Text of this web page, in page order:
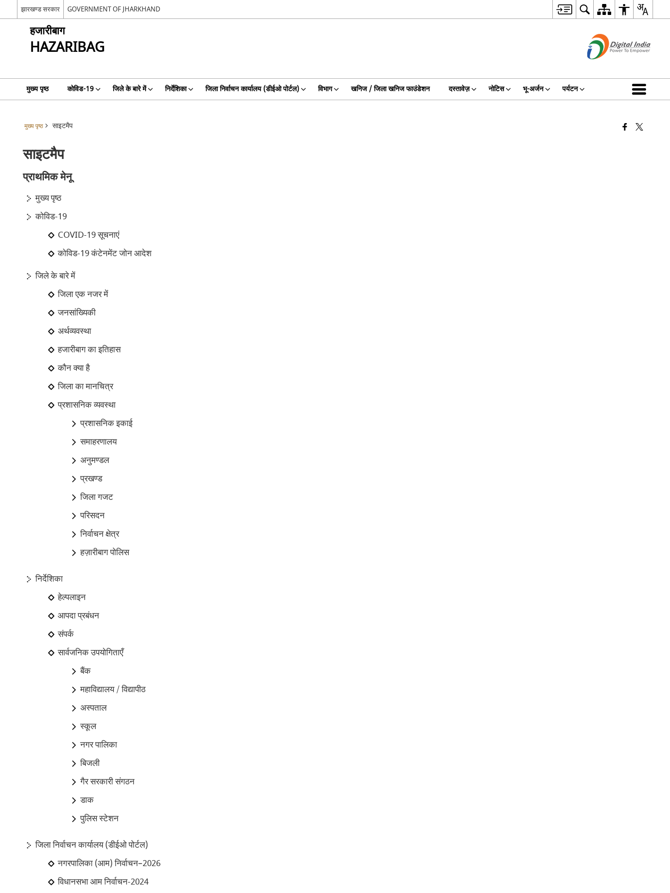
झारखण्ड सरकार GOVERNMENT OF JHARKHAND
हजारीबाग
HAZARIBAG
मुख्य पृष्ठ कोविड-19 जिले के बारे में निर्देशिका जिला निर्वाचन कार्यालय (डीईओ पोर्टल) विभाग खनिज / जिला खनिज फाउंडेशन दस्तावेज़ नोटिस भू-अर्जन पर्यटन
मुख्य पृष्ठ साइटमैप
साइटमैप
प्राथमिक मेनू
मुख्य पृष्ठ
कोविड-19
COVID-19 सूचनाएं
कोविड-19 कंटेनमेंट जोन आदेश
जिले के बारे में
जिला एक नजर में
जनसांख्यिकी
अर्थव्यवस्था
हजारीबाग का इतिहास
कौन क्या है
जिला का मानचित्र
प्रशासनिक व्यवस्था
प्रशासनिक इकाई
समाहरणालय
अनुमण्डल
प्रखण्ड
जिला गजट
परिसदन
निर्वाचन क्षेत्र
हज़ारीबाग पोलिस
निर्देशिका
हेल्पलाइन
आपदा प्रबंधन
संपर्क
सार्वजनिक उपयोगिताएँ
बैंक
महाविद्यालय / विद्यापीठ
अस्पताल
स्कूल
नगर पालिका
बिजली
गैर सरकारी संगठन
डाक
पुलिस स्टेशन
जिला निर्वाचन कार्यालय (डीईओ पोर्टल)
नगरपालिका (आम) निर्वाचन–2026
विधानसभा आम निर्वाचन-2024